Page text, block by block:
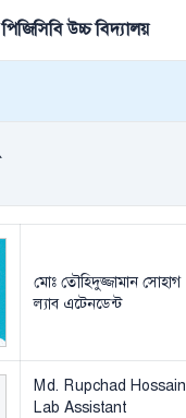
পিজিসিবি উচ্চ বিদ্যালয়
মোঃ তৌহিদুজ্জামান সোহাগ
ল্যাব এটেনডেন্ট
Md. Rupchad Hossain
Lab Assistant